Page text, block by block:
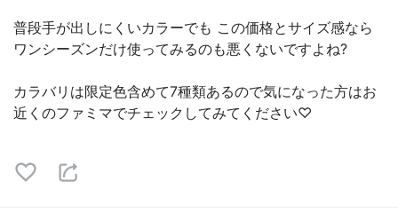
普段手が出しにくいカラーでも この価格とサイズ感なら
ワンシーズンだけ使ってみるのも悪くないですよね?
カラバリは限定色含めて7種類あるので気になった方はお
近くのファミマでチェックしてみてください♡